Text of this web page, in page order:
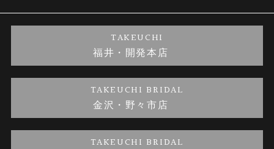
婚約ネックレス
金・プラチナのお取引
ブランドリスト
金澤指輪工房｜手作りペアリング
金澤指輪工房｜手作り結婚指輪 and 婚約指輪
金澤指輪工房｜手作り婚約指輪プロポーズプラン
お客様の声
プライバシーポリシー
TAKEUCHI
福井・開発本店
TAKEUCHI BRIDAL
金沢・野々市店
TAKEUCHI BRIDAL